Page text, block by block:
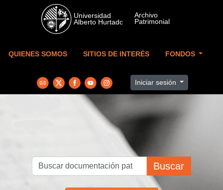
Skip to main content
QUIENES SOMOS SITIOS DE INTERÉS FONDOS
Iniciar sesión
Buscar